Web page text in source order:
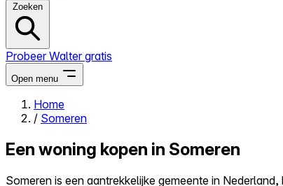
Zoeken
Probeer Walter gratis
Open menu
Close menu
Home
/ Someren
Een woning kopen in Someren
Someren is een aantrekkelijke gemeente in